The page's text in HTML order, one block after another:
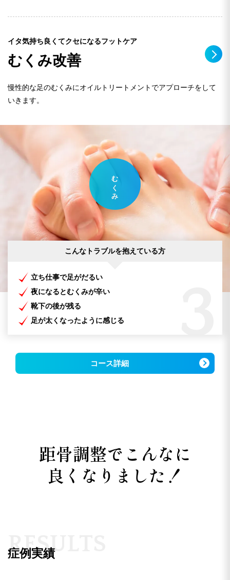
イタ気持ち良くてクセになるフットケア
むくみ改善
慢性的な足のむくみにオイルトリートメントでアプローチをして
いきます。
むくみ
こんなトラブルを抱えている方
立ち仕事で足がだるい
夜になるとむくみが辛い
靴下の後が残る
足が太くなったように感じる
コース詳細
距骨調整でこんなに
良くなりました！
症例実績
RESU